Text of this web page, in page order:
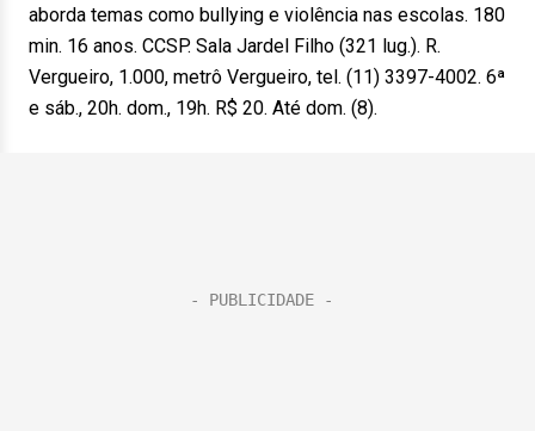
aborda temas como bullying e violência nas escolas. 180
min. 16 anos. CCSP. Sala Jardel Filho (321 lug.). R.
Vergueiro, 1.000, metrô Vergueiro, tel. (11) 3397-4002. 6ª
e sáb., 20h. dom., 19h. R$ 20. Até dom. (8).